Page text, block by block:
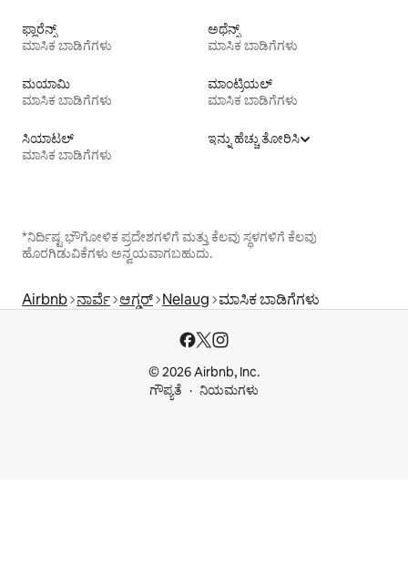
ಫ್ಲಾರೆನ್ಸ್
ಮಾಸಿಕ ಬಾಡಿಗೆಗಳು
ಅಥೆನ್ಸ್
ಮಾಸಿಕ ಬಾಡಿಗೆಗಳು
ಮಯಾಮಿ
ಮಾಸಿಕ ಬಾಡಿಗೆಗಳು
ಮಾಂಟ್ರಿಯಲ್
ಮಾಸಿಕ ಬಾಡಿಗೆಗಳು
ಸಿಯಾಟಲ್
ಮಾಸಿಕ ಬಾಡಿಗೆಗಳು
ಇನ್ನು ಹೆಚ್ಚು ತೋರಿಸಿ
*ನಿರ್ದಿಷ್ಟ ಭೌಗೋಳಿಕ ಪ್ರದೇಶಗಳಿಗೆ ಮತ್ತು ಕೆಲವು ಸ್ಥಳಗಳಿಗೆ ಕೆಲವು
ಹೊರಗಿಡುವಿಕೆಗಳು ಅನ್ವಯವಾಗಬಹುದು.
Airbnb ನಾರ್ವೆ ಆಗ್ಡರ್ Nelaug ಮಾಸಿಕ ಬಾಡಿಗೆಗಳು
© 2026 Airbnb, Inc.
ಗೌಪ್ಯತೆ
ನಿಯಮಗಳು